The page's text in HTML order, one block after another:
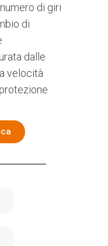
di giri
di
dalle
velocità